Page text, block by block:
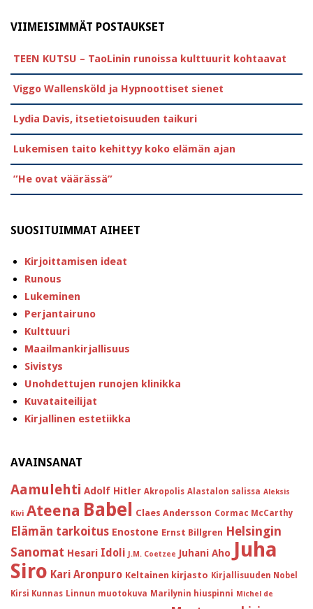
VIIMEISIMMÄT POSTAUKSET
TEEN KUTSU – TaoLinin runoissa kulttuurit kohtaavat
Viggo Wallensköld ja Hypnoottiset sienet
Lydia Davis, itsetietoisuuden taikuri
Lukemisen taito kehittyy koko elämän ajan
”He ovat väärässä”
SUOSITUIMMAT AIHEET
Kirjoittamisen ideat
Runous
Lukeminen
Perjantairuno
Kulttuuri
Maailmankirjallisuus
Sivistys
Unohdettujen runojen klinikka
Kuvataiteilijat
Kirjallinen estetiikka
AVAINSANAT
Aamulehti Adolf Hitler Akropolis Alastalon salissa Aleksis
Kivi Ateena Babel Claes Andersson Cormac McCarthy
Elämän tarkoitus Enostone Ernst Billgren Helsingin
Sanomat Hesari Idoli J.M. Coetzee Juhani Aho Juha
Siro Kari Aronpuro Keltainen kirjasto Kirjallisuuden Nobel
Kirsi Kunnas Linnun muotokuva Marilynin hiuspinni Michel de